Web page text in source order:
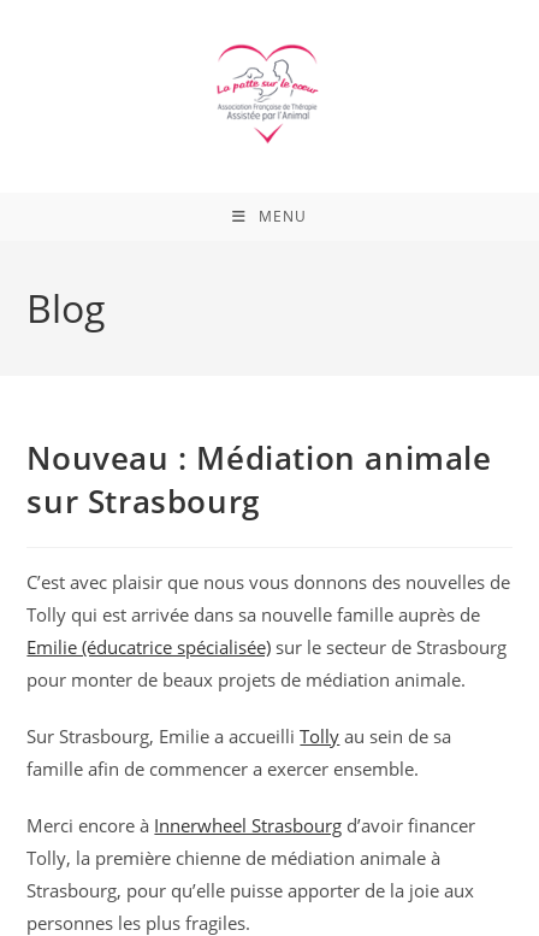
MENU
Blog
Nouveau : Médiation animale
sur Strasbourg
C’est avec plaisir que nous vous donnons des nouvelles de
Tolly qui est arrivée dans sa nouvelle famille auprès de
Emilie (éducatrice spécialisée) sur le secteur de Strasbourg
pour monter de beaux projets de médiation animale.
Sur Strasbourg, Emilie a accueilliTolly au sein de sa
famille afin de commencer a exercer ensemble.
Merci encore à Innerwheel Strasbourg d’avoir financer
Tolly, la première chienne de médiation animale à
Strasbourg, pour qu’elle puisse apporter de la joie aux
personnes les plus fragiles.